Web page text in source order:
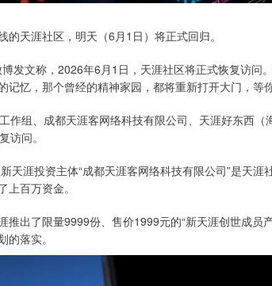
天涯社区，明天（6月1日）将正式回归。
发文称，2026年6月1日，天涯社区将正式恢复访问
记忆，那个曾经的精神家园，都将重新打开大门，等
作组、成都天涯客网络科技有限公司、天涯好东西
访问。
天涯投资主体“成都天涯客网络科技有限公司”是天
百万资金。
推出了限量9999份、售价1999元的“新天涯创世成员
落实。